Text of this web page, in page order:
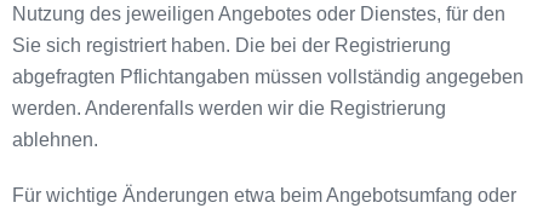
Nutzung des jeweiligen Angebotes oder Dienstes, für den
Sie sich registriert haben. Die bei der Registrierung
abgefragten Pflichtangaben müssen vollständig angegeben
werden. Anderenfalls werden wir die Registrierung
ablehnen.
Für wichtige Änderungen etwa beim Angebotsumfang oder